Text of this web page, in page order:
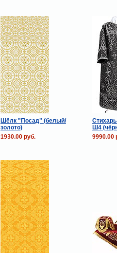
Шёлк "Посад" (белый/
золото)
Ш4
1930.00 руб.
9990.00